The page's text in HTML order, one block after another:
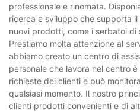
professionale e rinomata.
ricerca e sviluppo che supporta
nuovi prodotti, come i serbatoi di
Prestiamo molta attenzione al
abbiamo creato un centro di
personale che lavora nel centro
richieste dei clienti e può
qualsiasi momento. Il nostro
clienti prodotti convenienti e di